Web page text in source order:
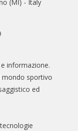
(MI) - Italy
informazione.
sportivo
ed